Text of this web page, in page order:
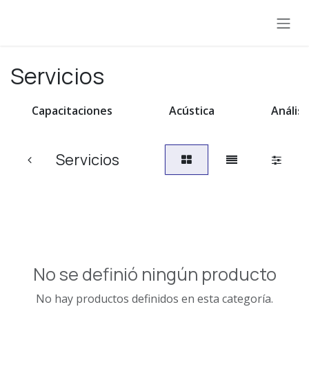
Servicios
Capacitaciones Acústica
Servicios
No se definió ningún producto
No hay productos definidos en esta categoría.